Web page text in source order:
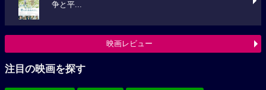
争と平...
映画レビュー
注目の映画を探す